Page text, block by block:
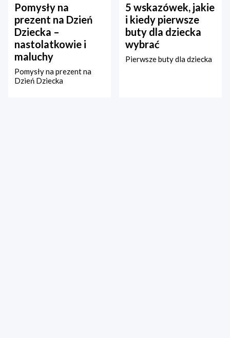
Pomysły na
prezent na Dzień
Dziecka –
nastolatkowie i
maluchy
Pomysły na prezent na
Dzień Dziecka
5 wskazówek, jakie
i kiedy pierwsze
buty dla dziecka
wybrać
Pierwsze buty dla dziecka